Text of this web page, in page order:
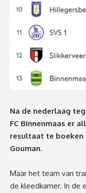
Na de nederlaag
FC Binnenmaas er
resultaat te boeken
Gouman.
Maar het team van
de kleedkamer. In de